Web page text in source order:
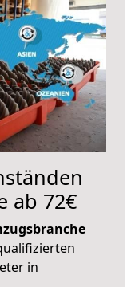
ab 72€
in